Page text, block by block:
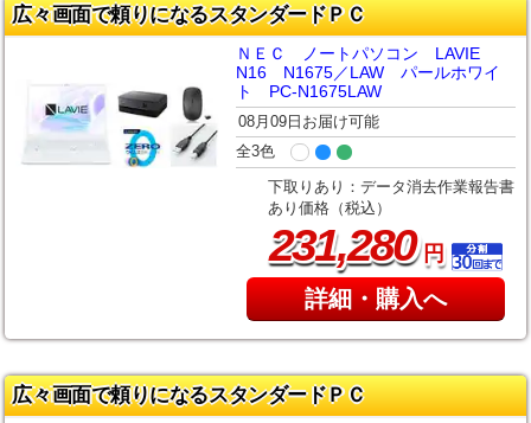
広々画面で頼りになるスタンダードＰＣ
ＮＥＣ ノートパソコン LAVIE
N16 N1675／LAW パールホワイ
ト PC-N1675LAW
08月09日お届け可能
全3色
下取りあり：データ消去作業報告書
あり価格（税込）
231,280円
詳細・購入へ
広々画面で頼りになるスタンダードＰＣ